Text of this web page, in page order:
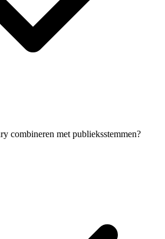
combineren met publieksstemmen?